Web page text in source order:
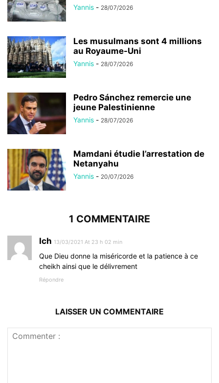
Yannis - 28/07/2026
Les musulmans sont 4 millions
au Royaume-Uni
Yannis - 28/07/2026
Pedro Sánchez remercie une
jeune Palestinienne
Yannis - 28/07/2026
Mamdani étudie l’arrestation de
Netanyahu
Yannis - 20/07/2026
1 COMMENTAIRE
Ich 13/03/2021 At 23 h 02 min
Que Dieu donne la miséricorde et la patience à ce
cheikh ainsi que le délivrement
Répondre
LAISSER UN COMMENTAIRE